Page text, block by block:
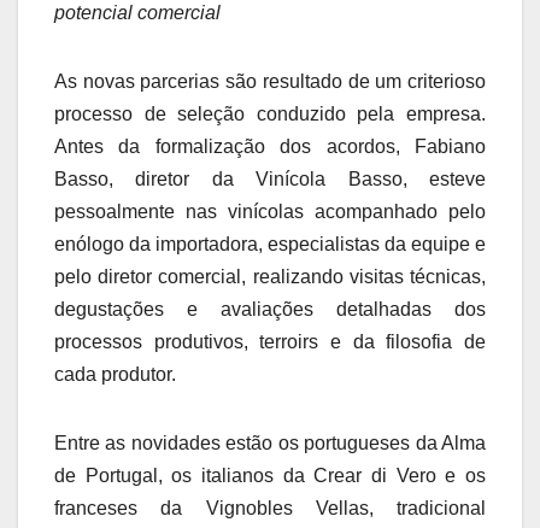
potencial comercial
As novas parcerias são resultado de um criterioso
processo de seleção conduzido pela empresa.
Antes da formalização dos acordos, Fabiano
Basso, diretor da Vinícola Basso, esteve
pessoalmente nas vinícolas acompanhado pelo
enólogo da importadora, especialistas da equipe e
pelo diretor comercial, realizando visitas técnicas,
degustações e avaliações detalhadas dos
processos produtivos, terroirs e da filosofia de
cada produtor.
Entre as novidades estão os portugueses da Alma
de Portugal, os italianos da Crear di Vero e os
franceses da Vignobles Vellas, tradicional